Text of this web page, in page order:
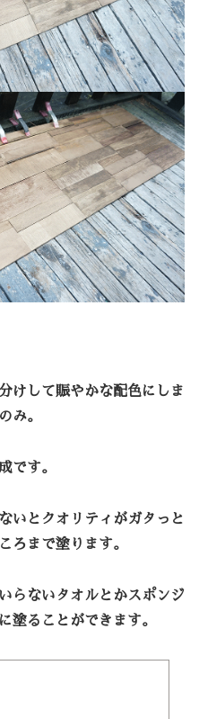
けして賑やかな配色にしま
み。
です。
いとクオリティがガタっと
ろまで塗ります。
らないタオルとかスポンジ
塗ることができます。